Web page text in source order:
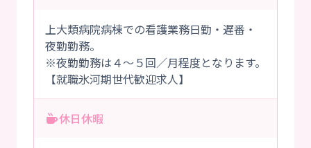
上大類病院病棟での看護業務日勤・遅番・
夜勤勤務。
※夜勤勤務は４～５回／月程度となります。
【就職氷河期世代歓迎求人】
休日休暇